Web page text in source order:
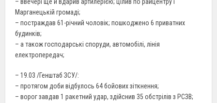
– ввечері ще й вдарив артилерією; цілив по райцентру і
Марганецькій громаді;
– постраждав 61-річний чоловік; пошкоджено 6 приватних
будинків;
– а також господарські споруди, автомобілі, лінія
електропередач;
– 19.03 /Генштаб ЗСУ/:
– протягом доби відбулось 64 бойових зіткнення;
– ворог завдав 1 ракетний удар, здійснив 35 обстрілів з РСЗВ;